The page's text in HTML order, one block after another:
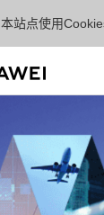
本站点使用